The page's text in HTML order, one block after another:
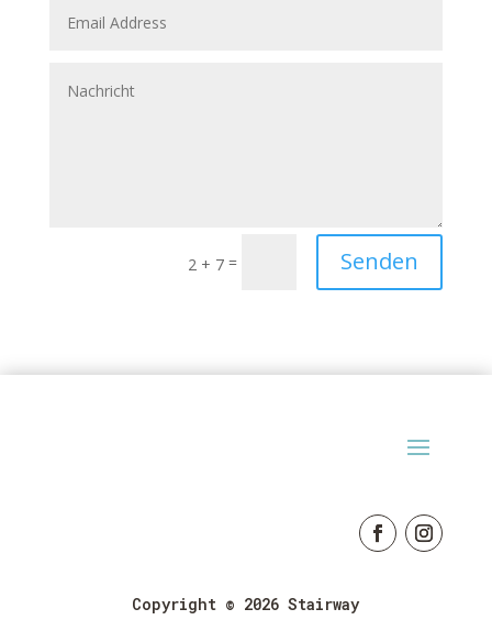
2 + 7 = Senden
Copyright © 2026 Stairway